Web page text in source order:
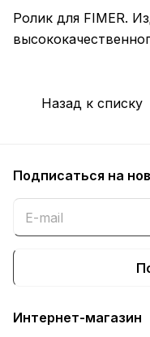
Ролик для FIMER.
Назад к списку
Подписаться на
Интернет-магазин